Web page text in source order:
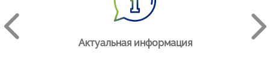
Актуальная информация